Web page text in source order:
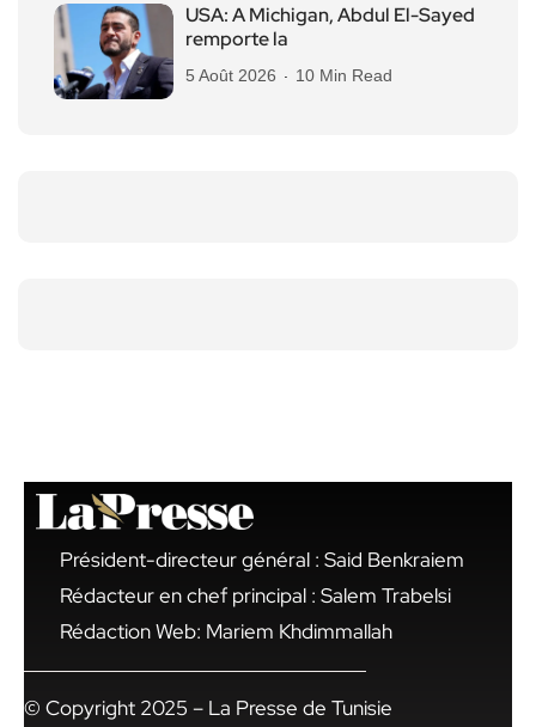
USA: A Michigan, Abdul El-Sayed
remporte la
5 Août 2026 10 Min Read
Président-directeur général : Said Benkraiem
Rédacteur en chef principal : Salem Trabelsi
Rédaction Web: Mariem Khdimmallah
© Copyright 2025 – La Presse de Tunisie